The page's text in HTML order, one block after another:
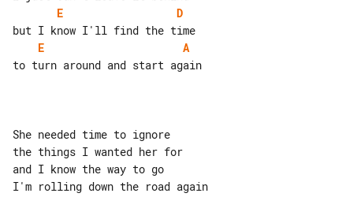
E
D
E
A
to turn around and start again
She needed time to ignore
the things I wanted her for
and I know the way to go
I'm rolling down the road again